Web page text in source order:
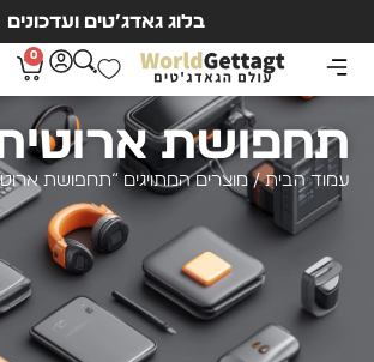
בלוג גאדג’טים ועדכונים
0
תחפושת
עמוד הבית/ מוצרים המתויגים “תחפושת